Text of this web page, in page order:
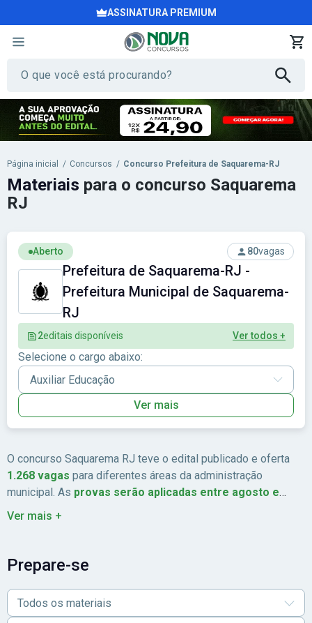
ASSINATURA PREMIUM
Página inicial / Concursos / Concurso Prefeitura de Saquarema-RJ
Aberto 80vagas
Prefeitura de Saquarema-RJ -
Prefeitura Municipal de Saquarema-
RJ
2editais disponíveis Ver todos +
Selecione o cargo abaixo:
Ver mais
Materiais para o concurso Saquarema
RJ
O concurso Saquarema RJ teve o edital publicado e oferta
1.268 vagas para diferentes áreas da administração
municipal. As provas serão aplicadas entre agosto e
setembro
demais orientações. E para iniciar os estudos, confira os
materiais para o concurso Saquarema RJ!
Ver mais +
Prepare-se
Todos os materiais